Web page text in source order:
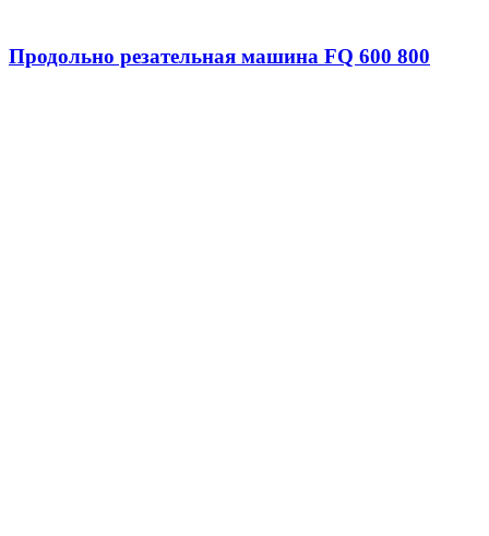
Продольно резательная машина FQ 600 800